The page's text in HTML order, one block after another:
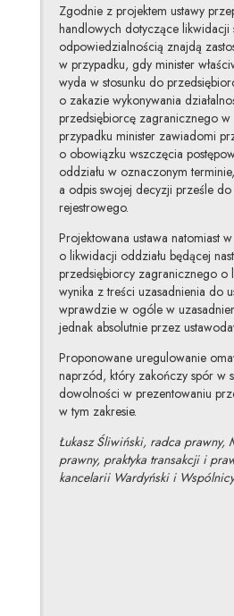
Zgodnie z projektem ustawy
handlowych dotyczące likwidacji
odpowiedzialnością znajdą
w przypadku, gdy minister
wyda w stosunku do
o zakazie wykonywania
przedsiębiorcę zagranicznego w
przypadku minister zawiadomi
o obowiązku wszczęcia
oddziału w oznaczonym
a odpis swojej decyzji prześle do
rejestrowego.
Projektowana ustawa natomiast
o likwidacji oddziału będącej
przedsiębiorcy zagranicznego o
wynika z treści uzasadnienia do
wprawdzie w ogóle w
jednak absolutnie przez
Proponowane uregulowanie
naprzód, który zakończy spór w
dowolności w prezentowaniu
w tym zakresie.
Łukasz Śliwiński, radca prawny,
prawny, praktyka transakcji i
kancelarii Wardyński i Wspólnicy